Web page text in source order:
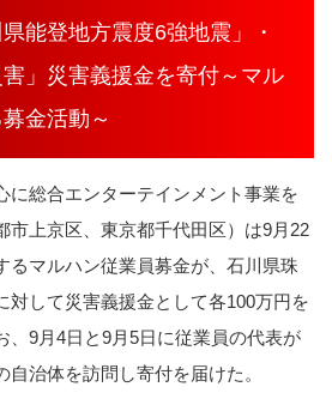
能登地方震度6強地震」・
害」災害義援金を寄付～マル
金活動～
総合エンターテインメント事業を
市上京区、東京都千代田区）は9月22
るマルハン従業員募金が、石川県珠
対して災害義援金として各100万円を
、9月4日と9月5日に従業員の代表が
治体を訪問し寄付を届けた。